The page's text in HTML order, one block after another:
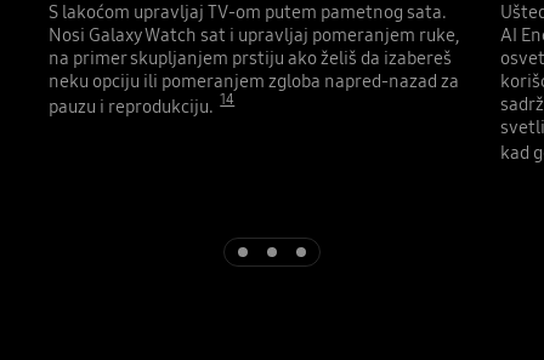
S lakoćom upravljaj TV-om putem pametnog sata.
Nosi Galaxy Watch sat i upravljaj pomeranjem ruke,
na primer skupljanjem prstiju ako želiš da izabereš
neku opciju ili pomeranjem zgloba napred-nazad za
pauzu i reprodukciju. 14
AI
kad